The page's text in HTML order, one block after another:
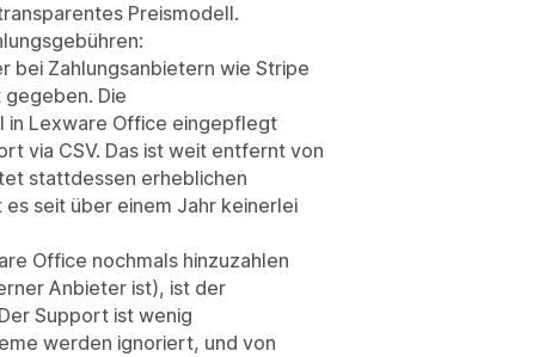
Preismodell.
bei Zahlungsanbietern wie Stripe
gegeben. Die
in Lexware Office eingepflegt
via CSV. Das ist weit entfernt von
stattdessen erheblichen
seit über einem Jahr keinerlei
Office nochmals hinzuzahlen
Anbieter ist), ist der
Support ist wenig
werden ignoriert, und von